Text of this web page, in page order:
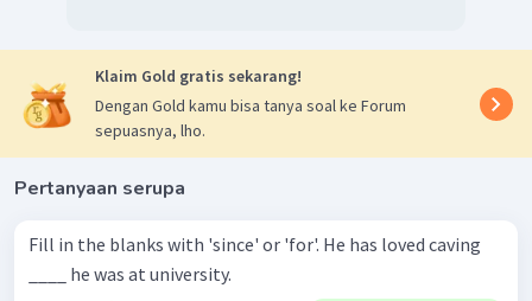
Klaim Gold gratis sekarang!
Dengan Gold kamu bisa tanya soal ke Forum
sepuasnya, lho.
Pertanyaan serupa
Fill in the blanks with 'since' or 'for'. He has loved caving
____ he was at university.